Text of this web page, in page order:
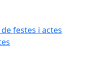
festes i actes